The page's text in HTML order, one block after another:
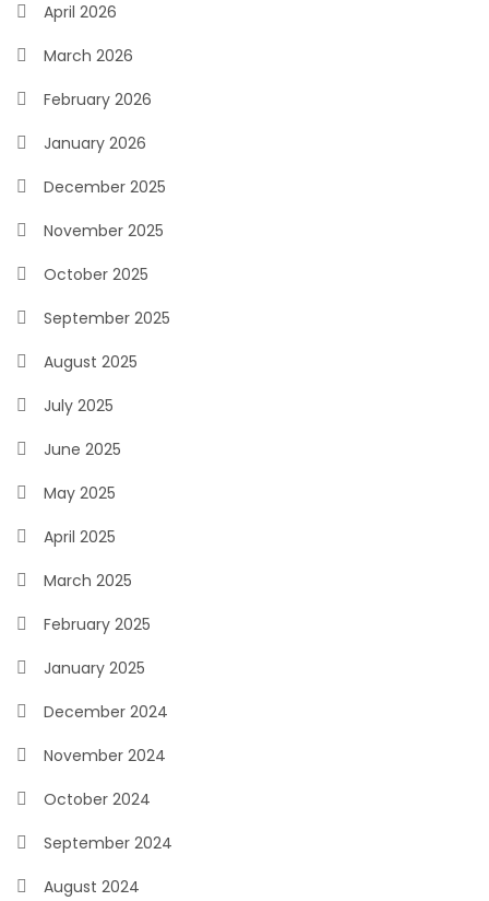
April 2026
March 2026
February 2026
January 2026
December 2025
November 2025
October 2025
September 2025
August 2025
July 2025
June 2025
May 2025
April 2025
March 2025
February 2025
January 2025
December 2024
November 2024
October 2024
September 2024
August 2024